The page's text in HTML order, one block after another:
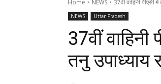
Home NEWS 37वीं वाहिनी पीएसी
NEWS Uttar Pradesh
37वीं
तनु उपाध्याय